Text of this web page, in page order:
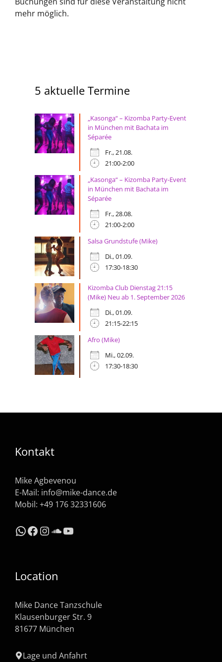
mehr möglich.
5 aktuelle Termine
„Kasonga“ – Kizomba Party-Event
in München mit Bachata im
Séparée
Fr., 21.08.
21:00-2:00
„Kasonga“ – Kizomba Party-Event
in München mit Bachata im
Séparée
Fr., 28.08.
21:00-2:00
Salsa Grundstufe (Mike)
Di., 01.09.
17:30-18:30
Kizomba Club Dienstag 21:15
(Mike) Neu ab 1. September 2026
Di., 01.09.
21:15-22:15
Afro (Mike)
Mi., 02.09.
17:30-18:30
Kontakt
Mike Agbevenou
E-Mail: info@mike-dance.de
Mobil: +49 176 32331606
WhatsApp
Facebook
Instagram
SoundCloud
YouTube
Location
Mike Dance Tanzschule
Klausenburger Str. 9
81677 München
Lage und Anfahrt